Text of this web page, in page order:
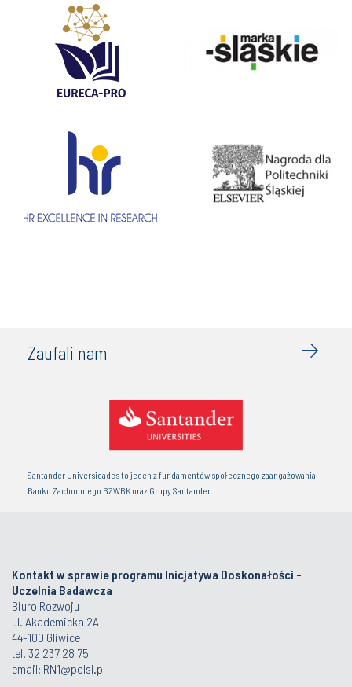
Zaufali nam
Santander Universidades to jeden z fundamentów społecznego zaangażowania
Banku Zachodniego BZWBK oraz Grupy Santander.
Kontakt w sprawie programu Inicjatywa Doskonałości -
Uczelnia Badawcza
Biuro Rozwoju
ul. Akademicka 2A
44-100 Gliwice
tel. 32 237 28 75
email: RN1@polsl.pl